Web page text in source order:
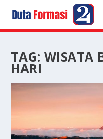
TAG: WISATA
HARI